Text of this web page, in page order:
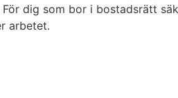
dig som bor i bostadsrätt
arbetet.